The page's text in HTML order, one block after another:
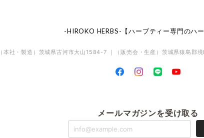
-HIROKO HERBS-【ハーブティー専門のハー
（本社・製造）茨城県古河市大山1584-7 ｜（販売会・生産）茨城県猿島
メールマガジンを受け取る